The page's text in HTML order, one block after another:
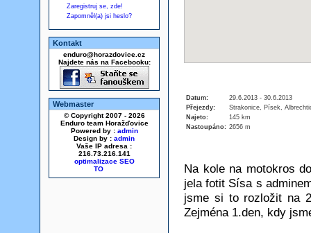
Zaregistruj se, zde!
Zapomněl(a) jsi heslo?
Kontakt
enduro@horazdovice.cz
Najdete nás na Facebooku:
Webmaster
© Copyright 2007 - 2026
Enduro team Horažďovice
Powered by : admin
Design by : admin
Vaše IP adresa :
216.73.216.141
optimalizace SEO
Datum:
29.6.2013 - 30.6.2013
Přejezdy:
Strakonice, Písek,
Najeto:
145 km
Nastoupáno: 2656 m
Na kole na motokros
jela fotit Sísa s
jsme si to rozložit na
Zejména 1.den, kdy